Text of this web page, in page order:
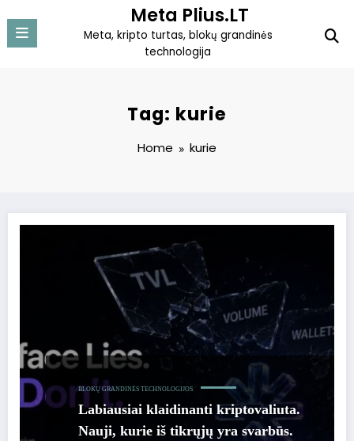
to
content
Meta Plius.LT
Meta, kripto turtas, blokų grandinės
technologija
Tag: kurie
Home kurie
BLOKŲ GRANDINĖS TECHNOLOGIJOS
Labiausiai klaidinanti kriptovaliuta.
Nauji, kurie iš tikrųjų yra svarbūs.